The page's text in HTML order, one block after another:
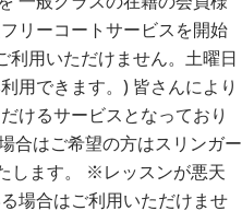
リーコートサービスを開始
利用いただけません。土曜日
用できます。) 皆さんにより
けるサービスとなっており
合はご希望の方はスリンガー
します。 ※レッスンが悪天
場合はご利用いただけませ